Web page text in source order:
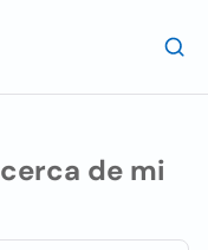
cerca de mi